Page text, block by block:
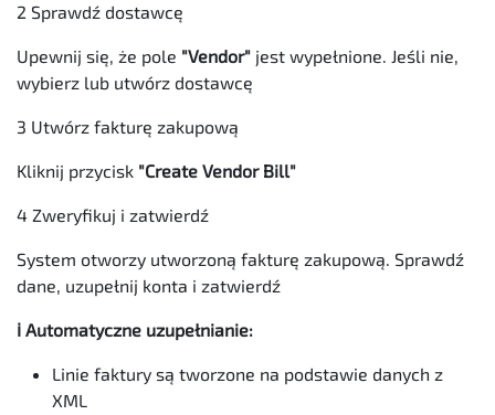
2 Sprawdź dostawcę
Upewnij się, że pole "Vendor" jest wypełnione. Jeśli nie,
wybierz lub utwórz dostawcę
3 Utwórz fakturę zakupową
Kliknij przycisk "Create Vendor Bill"
4 Zweryfikuj i zatwierdź
System otworzy utworzoną fakturę zakupową. Sprawdź
dane, uzupełnij konta i zatwierdź
ℹ️ Automatyczne uzupełnianie:
Linie faktury są tworzone na podstawie danych z
XML